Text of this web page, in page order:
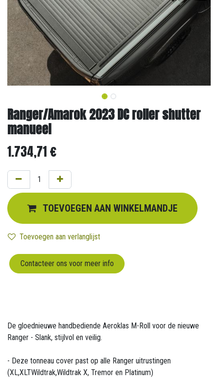
Ranger/Amarok 2023 DC roller shutter
manueel
1.734,71€
TOEVOEGEN AAN WINKELMANDJE
Toevoegen aan verlanglijst
Contacteer ons voor meer info
De gloednieuwe handbediende Aeroklas M-Roll voor de nieuwe
Ranger - Slank, stijlvol en veilig.
- Deze tonneau cover past op alle Ranger uitrustingen
(XL,XLTWildtrak,Wildtrak X, Tremor en Platinum)